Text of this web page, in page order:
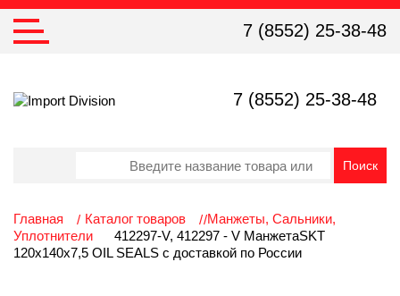
7 (8552) 25-38-48
7 (8552) 25-38-48
Главная Каталог товаров
Манжеты, Сальники,
Уплотнители
412297-V, 412297 - V МанжетаSKT
120х140х7,5 OIL SEALS с доставкой по России